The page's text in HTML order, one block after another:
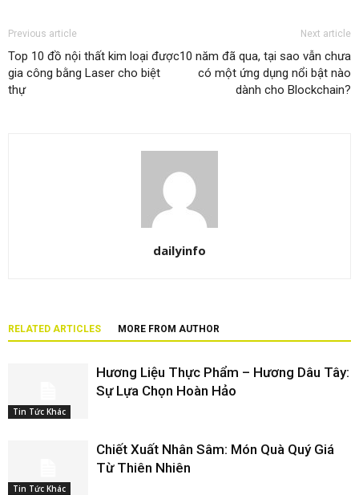
Previous article
Top 10 đồ nội thất kim loại được
gia công bằng Laser cho biệt
thự
Next article
10 năm đã qua, tại sao vẫn chưa
có một ứng dụng nổi bật nào
dành cho Blockchain?
dailyinfo
RELATED ARTICLES MORE FROM AUTHOR
Tin Tức Khác
Hương Liệu Thực Phẩm – Hương Dâu Tây:
Sự Lựa Chọn Hoàn Hảo
Tin Tức Khác
Chiết Xuất Nhân Sâm: Món Quà Quý Giá
Từ Thiên Nhiên